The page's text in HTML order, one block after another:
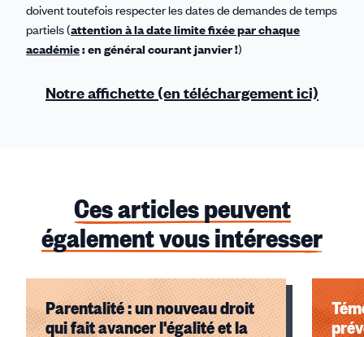
doivent toutefois respecter les dates de demandes de temps
partiels (attention à la date limite fixée par chaque
académie: en général courant janvier !)
Notre affichette (en téléchargement ici)
Ces articles peuvent
également vous intéresser
Parentalité : un nouveau droit
qui fait avancer l'égalité et la